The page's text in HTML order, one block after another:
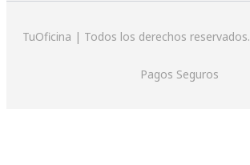
TuOficina | Todos los derechos reservados.
Pagos Seguros